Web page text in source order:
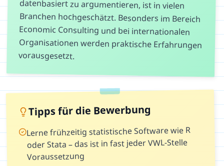
vorausgesetzt.
Tipps für die Bewerbung
Lerne frühzeitig statistische Software wie R
oder Stata – das ist in fast jeder VWL-Stelle
Voraussetzung